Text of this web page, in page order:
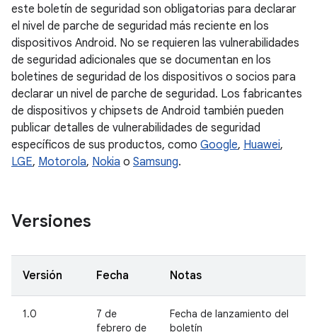
este boletín de seguridad son obligatorias para declarar
el nivel de parche de seguridad más reciente en los
dispositivos Android. No se requieren las vulnerabilidades
de seguridad adicionales que se documentan en los
boletines de seguridad de los dispositivos o socios para
declarar un nivel de parche de seguridad. Los fabricantes
de dispositivos y chipsets de Android también pueden
publicar detalles de vulnerabilidades de seguridad
específicos de sus productos, como Google, Huawei,
LGE, Motorola, Nokia o Samsung.
Versiones
Versión Fecha Notas
1.0
7 de
febrero de
Fecha de lanzamiento del
boletín